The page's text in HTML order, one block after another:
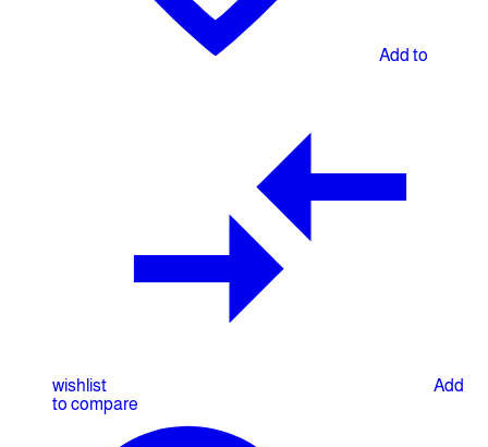
Add to
wishlist
Add
to compare